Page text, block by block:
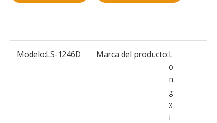
Modelo:LS-1246D Marca del producto:L
o
n
g
x
i